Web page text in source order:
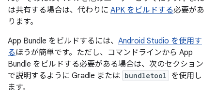
は共有する場合は、代わりに APK をビルドする必要があ
ります。
App Bundle をビルドするには、 Android Studio を使用す
るほうが簡単です。ただし、コマンドラインから App
Bundle をビルドする必要がある場合は、次のセクション
で説明するように Gradle または bundletool を使用し
ます。